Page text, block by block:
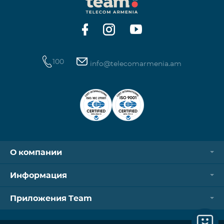
операторов. Для корректной идентификации Wi-
Fi и VPN должны быть отключен
100 info@telecomarmenia.am
О компании
Информация
Приложения Team